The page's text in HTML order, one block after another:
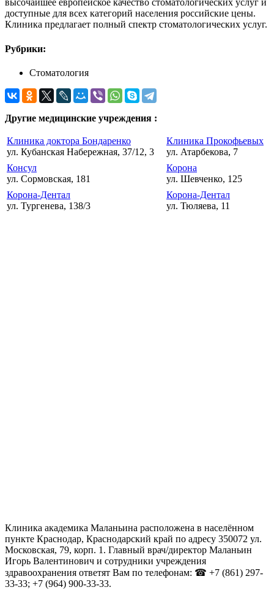
высочайшее европейское качество стоматологических услуг и
доступные для всех категорий населения российские цены.
Клиника предлагает полный спектр стоматологических услуг.
Рубрики:
Стоматология
Другие медицинские учреждения :
Клиника доктора Бондаренко
ул. Кубанская Набережная, 37/12, 3
Клиника Прокофьевых
ул. Атарбекова, 7
Консул
ул. Сормовская, 181
Корона
ул. Шевченко, 125
Корона-Дентал
ул. Тургенева, 138/3
Корона-Дентал
ул. Тюляева, 11
Клиника академика Маланьина расположена в населённом
пункте Краснодар, Краснодарский край по адресу 350072 ул.
Московская, 79, корп. 1. Главный врач/директор Маланьин
Игорь Валентинович и сотрудники учреждения
здравоохранения ответят Вам по телефонам: ☎ +7 (861) 297-
33-33; +7 (964) 900-33-33.